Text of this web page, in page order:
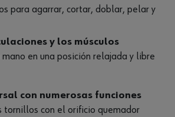
para agarrar, cortar, doblar, pelar y
y los músculos
en una posición relajada y libre
con numerosas funciones
tornillos con el orificio quemador